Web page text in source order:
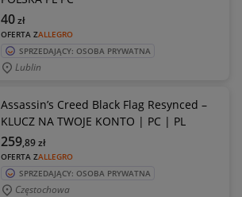
OFERTA ZALLEGRO
40zł
SPRZEDAJĄCY: OSOBA PRYWATNA
Lublin
Assassin’s Creed Black Flag Resynced –
KLUCZ NA TWOJE KONTO | PC | PL
OFERTA ZALLEGRO
259,89zł
SPRZEDAJĄCY: OSOBA PRYWATNA
Częstochowa